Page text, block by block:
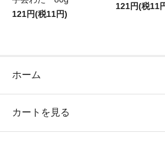
121円(税11円)
121円(税11
ホーム
カートを見る